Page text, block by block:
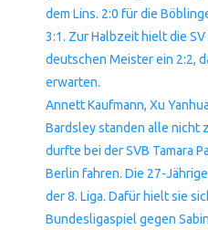
dem Lins. 2:0 für die
3:1. Zur Halbzeit hielt die
deutschen Meister ein 2:2,
erwarten.
Annett Kaufmann, Xu
Bardsley standen alle nicht
durfte bei der SVB Tamara
Berlin fahren. Die 27-
der 8. Liga. Dafür hielt sie
Bundesligaspiel gegen